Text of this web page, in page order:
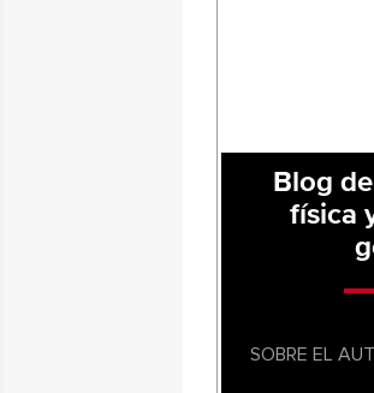
Blog
física
SOBRE EL